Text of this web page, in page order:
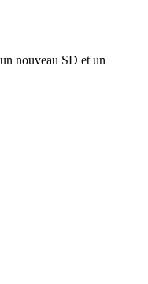
nouveau SD et un